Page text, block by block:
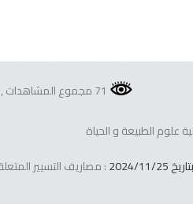
, 1 مشاهدات اليوم
علوم الطبيعة و الحياة